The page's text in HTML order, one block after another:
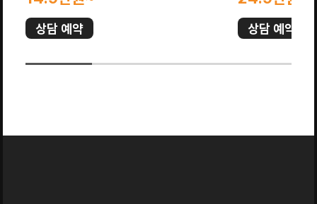
상담 예약 상담 예약